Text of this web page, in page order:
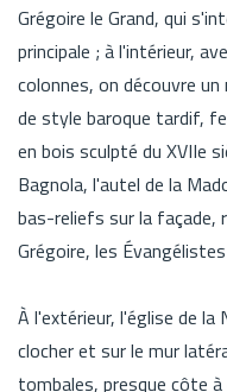
Grégoire le Grand, qui
principale ; à l'intérieur,
colonnes, on découvre
de style baroque tardif,
en bois sculpté du XVIIe
Bagnola, l'autel de la
bas-reliefs sur la
Grégoire, les
À l'extérieur, l'église de
clocher et sur le mur
tombales, presque côte